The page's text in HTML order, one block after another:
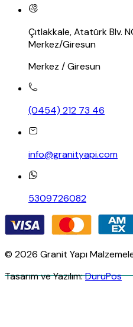
Çıtlakkale, Atatürk Blv.
Merkez/Giresun
Merkez / Giresun
(0454) 212 73 46
info@granityapi.com
5309726082
© 2026 Granit Yapı
Tasarım ve Yazılım:DuruPos